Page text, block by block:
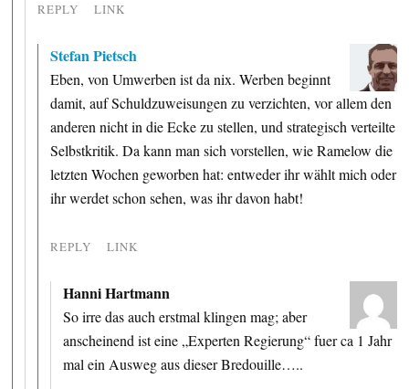
REPLY LINK
Stefan Pietsch
Eben, von Umwerben ist da nix. Werben beginnt
damit, auf Schuldzuweisungen zu verzichten, vor allem den
anderen nicht in die Ecke zu stellen, und strategisch verteilte
Selbstkritik. Da kann man sich vorstellen, wie Ramelow die
letzten Wochen geworben hat: entweder ihr wählt mich oder
ihr werdet schon sehen, was ihr davon habt!
REPLY LINK
Hanni Hartmann
So irre das auch erstmal klingen mag; aber
anscheinend ist eine „Experten Regierung“ fuer ca 1 Jahr
mal ein Ausweg aus dieser Bredouille…..